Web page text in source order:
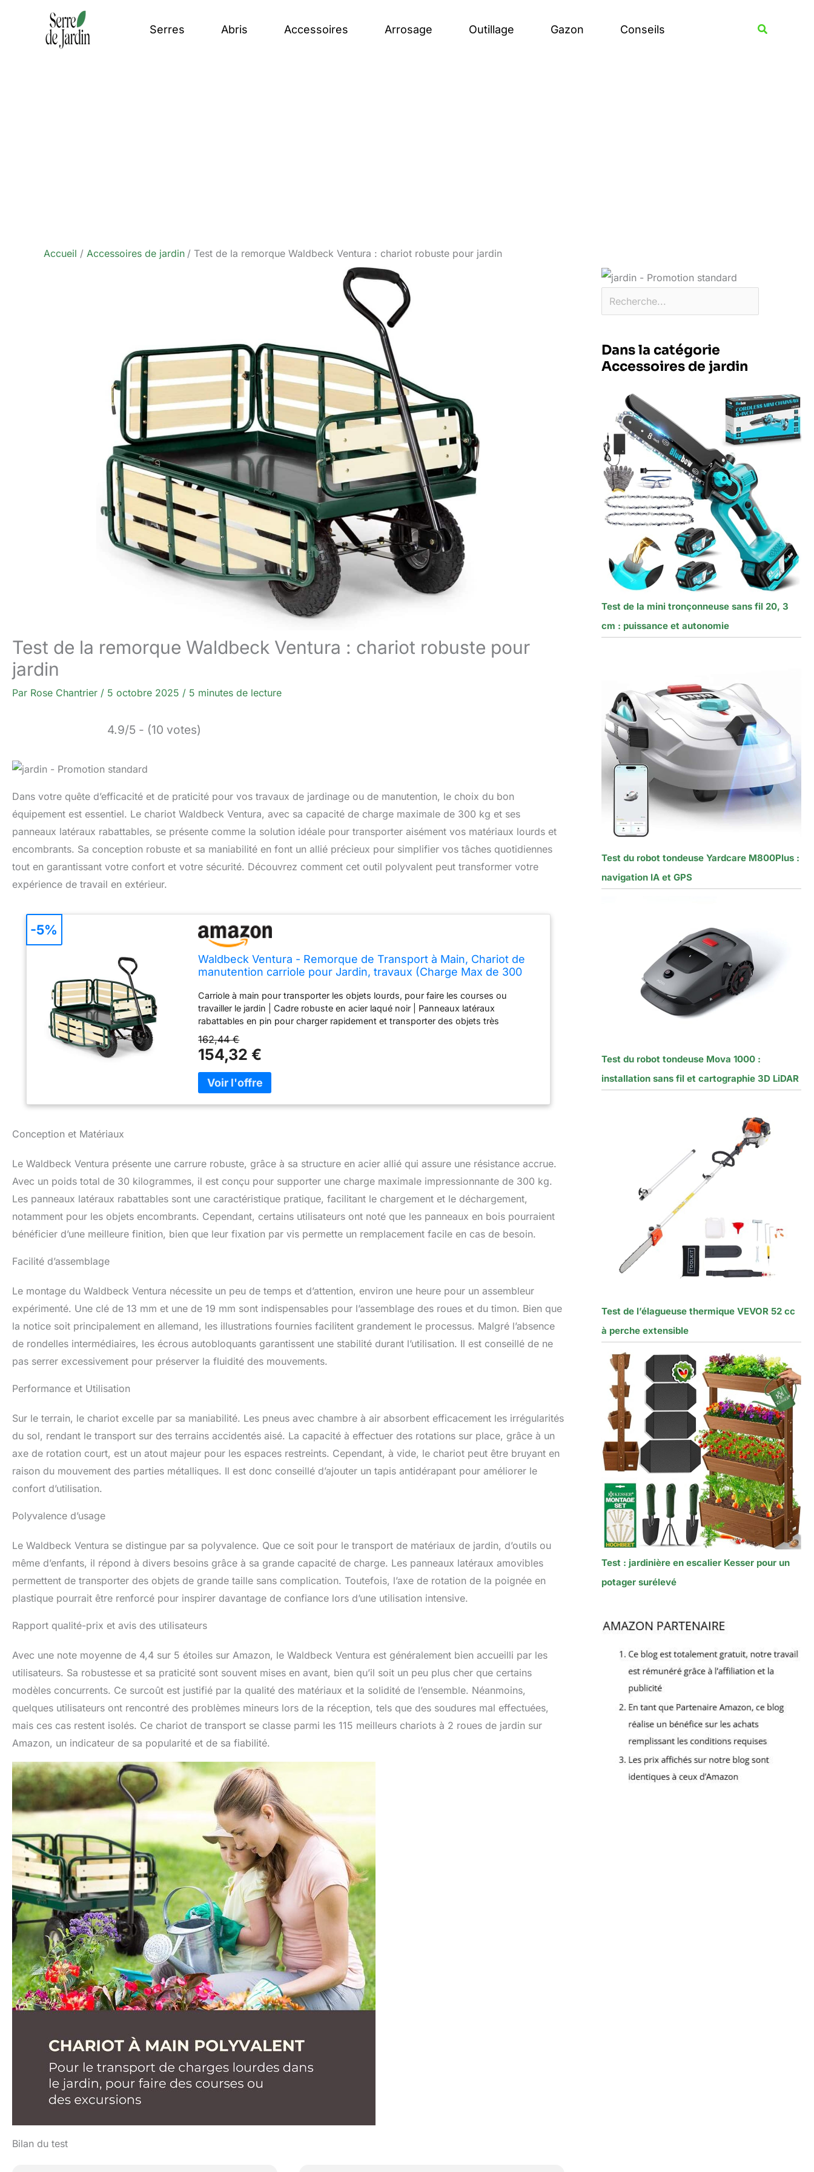
Serres Abris Accessoires Arrosage Outillage Gazon Conseils
Accueil Accessoires de jardin Test de la remorque Waldbeck Ventura : chariot robuste pour jardin
Test de la remorque Waldbeck Ventura : chariot robuste pour
jardin
Par Rose Chantrier / 5 octobre 2025 / 5 minutes de lecture
4.9/5 - (10 votes)
Dans votre quête d’efficacité et de praticité pour vos travaux de jardinage ou de manutention, le choix du bon
équipement est essentiel. Le chariot Waldbeck Ventura, avec sa capacité de charge maximale de 300 kg et ses
panneaux latéraux rabattables, se présente comme la solution idéale pour transporter aisément vos matériaux lourds et
encombrants. Sa conception robuste et sa maniabilité en font un allié précieux pour simplifier vos tâches quotidiennes
tout en garantissant votre confort et votre sécurité. Découvrez comment cet outil polyvalent peut transformer votre
expérience de travail en extérieur.
Waldbeck Ventura - Remorque de Transport à Main, Chariot de
manutention carriole pour Jardin, travaux (Charge Max de 300
Carriole à main pour transporter les objets lourds, pour faire les courses ou
travailler le jardin | Cadre robuste en acier laqué noir | Panneaux latéraux
rabattables en pin pour charger rapidement et transporter des objets très
encombrants Charge maximale de 300 kg | Roues pneumatiques avec
suspensions Large poignée en métal très robuste pour pouvoir tracter
confortablement la carriole | Mécanisme pliant intuitif pour les pans latéraux |
Larges roues pour un bon maintien de route sans risque d'enlisement Charger,
décharger et profiter, tel semble être le credo de la carriole à main Waldbeck
transport d’objets lourds et/ou encombrants. Vous souhaitez monter une haie ou
cadre robuste laqué noir en métal et des pans latéraux en bois de pin pour bien
souple et les larges roues très flexibles facilitent grandement sa tractation. Les
pans latéraux se laissent rabattre facilement pour pouvoir charger encore plus la
carriole avec des encombrants. Un pan se laisse également rabattre pour vous
servir de chaise de jardin.
162,44 €
154,32 €
-5%
Conception et Matériaux
Le Waldbeck Ventura présente une carrure robuste, grâce à sa structure en acier allié qui assure une résistance accrue.
Avec un poids total de 30 kilogrammes, il est conçu pour supporter une charge maximale impressionnante de 300 kg.
Les panneaux latéraux rabattables sont une caractéristique pratique, facilitant le chargement et le déchargement,
notamment pour les objets encombrants. Cependant, certains utilisateurs ont noté que les panneaux en bois pourraient
bénéficier d’une meilleure finition, bien que leur fixation par vis permette un remplacement facile en cas de besoin.
Facilité d’assemblage
Le montage du Waldbeck Ventura nécessite un peu de temps et d’attention, environ une heure pour un assembleur
expérimenté. Une clé de 13 mm et une de 19 mm sont indispensables pour l’assemblage des roues et du timon. Bien que
la notice soit principalement en allemand, les illustrations fournies facilitent grandement le processus. Malgré l’absence
de rondelles intermédiaires, les écrous autobloquants garantissent une stabilité durant l’utilisation. Il est conseillé de ne
pas serrer excessivement pour préserver la fluidité des mouvements.
Performance et Utilisation
Sur le terrain, le chariot excelle par sa maniabilité. Les pneus avec chambre à air absorbent efficacement les irrégularités
du sol, rendant le transport sur des terrains accidentés aisé. La capacité à effectuer des rotations sur place, grâce à un
axe de rotation court, est un atout majeur pour les espaces restreints. Cependant, à vide, le chariot peut être bruyant en
raison du mouvement des parties métalliques. Il est donc conseillé d’ajouter un tapis antidérapant pour améliorer le
confort d’utilisation.
Polyvalence d’usage
Le Waldbeck Ventura se distingue par sa polyvalence. Que ce soit pour le transport de matériaux de jardin, d’outils ou
même d’enfants, il répond à divers besoins grâce à sa grande capacité de charge. Les panneaux latéraux amovibles
permettent de transporter des objets de grande taille sans complication. Toutefois, l’axe de rotation de la poignée en
plastique pourrait être renforcé pour inspirer davantage de confiance lors d’une utilisation intensive.
Rapport qualité-prix et avis des utilisateurs
Avec une note moyenne de 4,4 sur 5 étoiles sur Amazon, le Waldbeck Ventura est généralement bien accueilli par les
utilisateurs. Sa robustesse et sa praticité sont souvent mises en avant, bien qu’il soit un peu plus cher que certains
modèles concurrents. Ce surcoût est justifié par la qualité des matériaux et la solidité de l’ensemble. Néanmoins,
quelques utilisateurs ont rencontré des problèmes mineurs lors de la réception, tels que des soudures mal effectuées,
mais ces cas restent isolés. Ce chariot de transport se classe parmi les 115 meilleurs chariots à 2 roues de jardin sur
Amazon, un indicateur de sa popularité et de sa fiabilité.
Bilan du test
Dans la catégorie
Accessoires de jardin
Test de la mini tronçonneuse sans fil 20, 3
cm : puissance et autonomie
Test du robot tondeuse Yardcare M800Plus :
navigation IA et GPS
Test du robot tondeuse Mova 1000 :
installation sans fil et cartographie 3D LiDAR
Test de l’élagueuse thermique VEVOR 52 cc
à perche extensible
Test : jardinière en escalier Kesser pour un
potager surélevé